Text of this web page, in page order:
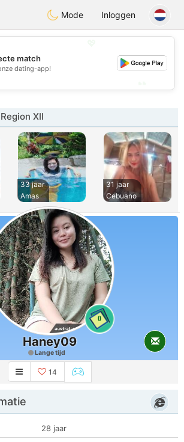
PhilippinesChat
Mode Inloggen
💕
match
dating-app!
XII
33 jaar
Amas
31 jaar
Cebuano
0
Haney09
Lange tijd
14
28 jaar